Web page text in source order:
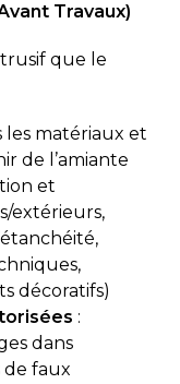
Travaux)
que le
les matériaux et
de l’amiante
et
extérieurs,
décoratifs)
:
dans
de faux